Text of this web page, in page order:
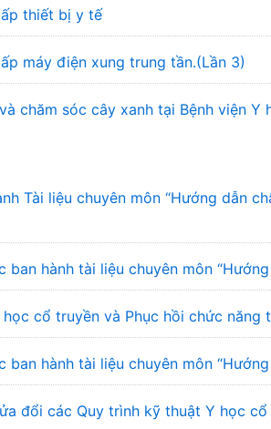
thiết bị y tế
máy điện xung trung tần.(Lần 3)
chăm sóc cây xanh tại Bệnh viện
Tài liệu chuyên môn “Hướng dẫn
ban hành tài liệu chuyên môn
cổ truyền và Phục hồi chức năng
ban hành tài liệu chuyên môn
đổi các Quy trình kỹ thuật Y học